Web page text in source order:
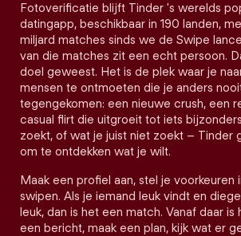
Fotoverificatie blijft Tinder 's werelds
datingapp, beschikbaar in 190 landen,
miljard matches sinds we de Swipe
van die matches zit een echt persoon.
doel geweest. Het is de plek waar je
mensen te ontmoeten die je anders
tegengekomen: een nieuwe crush, een
casual flirt die uitgroeit tot iets
zoekt, of wat je juist niet zoekt – Tinder
om te ontdekken wat je wilt.
Maak een profiel aan, stel je voorkeuren
swipen. Als je iemand leuk vindt en
leuk, dan is het een match. Vanaf daar is
een bericht, maak een plan, kijk wat er